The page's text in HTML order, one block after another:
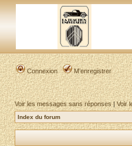
Connexion M’enregistrer
Voir les messages sans réponses|Voir
Index du forum